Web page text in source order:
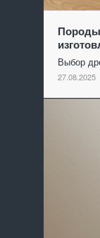
Выбор
27.08.2025